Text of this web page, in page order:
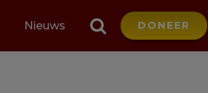
Nieuws DONEER